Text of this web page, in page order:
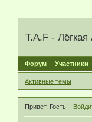
T.A.F -
Форум Участники
Активные темы
Привет, Гость!